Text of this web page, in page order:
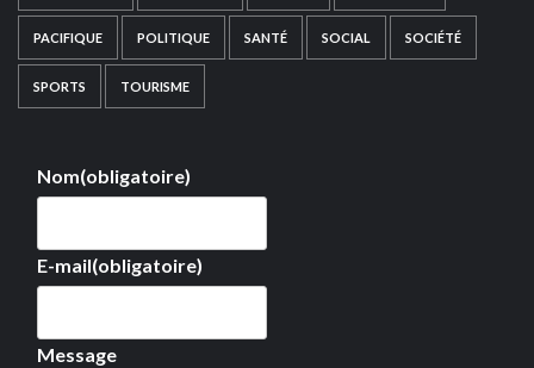
PACIFIQUE POLITIQUE SANTÉ SOCIAL SOCIÉTÉ
SPORTS TOURISME
Nom(obligatoire)
E-mail(obligatoire)
Message